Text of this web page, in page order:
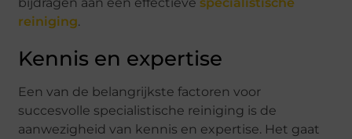
reiniging.
Kennis en expertise
Een van de belangrijkste factoren voor
succesvolle specialistische reiniging is de
aanwezigheid van kennis en expertise. Het gaat